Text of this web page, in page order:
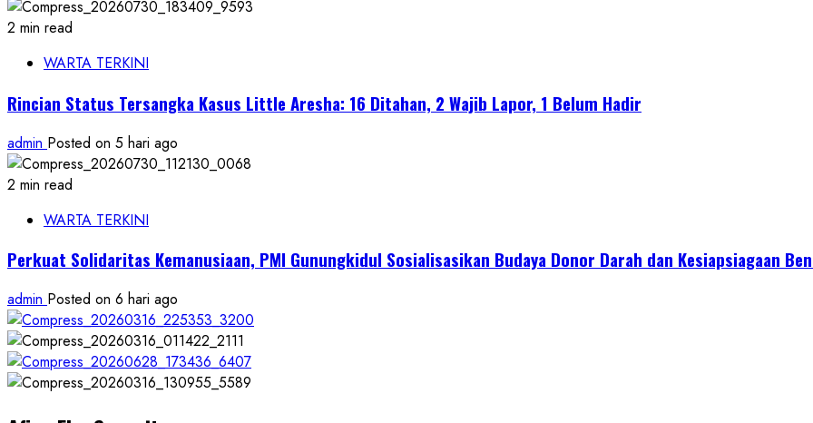
2 min read
WARTA TERKINI
Rincian Status Tersangka Kasus Little Aresha: 16 Ditahan, 2 Wajib Lapor, 1 Belum Hadir
admin Posted on 5 hari ago
2 min read
WARTA TERKINI
Perkuat Solidaritas Kemanusiaan, PMI Gunungkidul Sosialisasikan Budaya Donor Darah dan Kesiapsiagaan
admin Posted on 6 hari ago